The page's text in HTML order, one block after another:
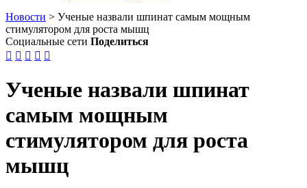
Новости > Ученые назвали шпинат самым мощным
стимулятором для роста мышц
Социальные сети Поделиться
    
Ученые назвали шпинат
самым мощным
стимулятором для роста
мышц